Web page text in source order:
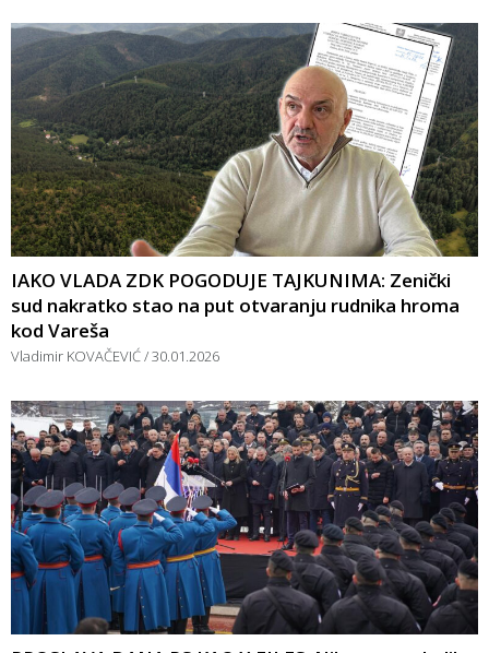
IAKO VLADA ZDK POGODUJE TAJKUNIMA: Zenički
sud nakratko stao na put otvaranju rudnika hroma
kod Vareša
Vladimir KOVAČEVIĆ 30.01.2026